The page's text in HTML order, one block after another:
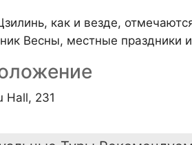
как и везде,
Весны, местные праздники
Hall, 231